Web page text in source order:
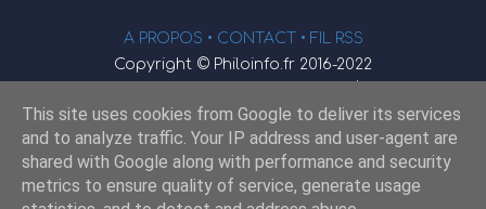
A PROPOS • CONTACT • FIL RSS
Copyright © Philoinfo.fr 2016-2022
φ
Webmaster : JEND
Retrouvez-nous sur
This site uses cookies from Google to deliver its services
and to analyze traffic. Your IP address and user-agent are
shared with Google along with performance and security
metrics to ensure quality of service, generate usage